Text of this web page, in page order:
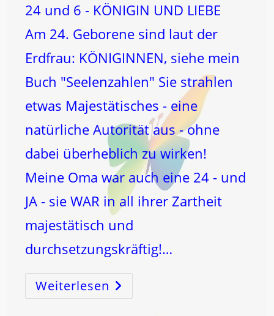
24 und 6 - KÖNIGIN UND LIEBE
Am 24. Geborene sind laut der
Erdfrau: KÖNIGINNEN, siehe mein
Buch "Seelenzahlen" Sie strahlen
etwas Majestätisches - eine
natürliche Autorität aus - ohne
dabei überheblich zu wirken!
Meine Oma war auch eine 24 - und
JA - sie WAR in all ihrer Zartheit
majestätisch und
durchsetzungskräftig!…
Weiterlesen WIE
Wirkst
Und